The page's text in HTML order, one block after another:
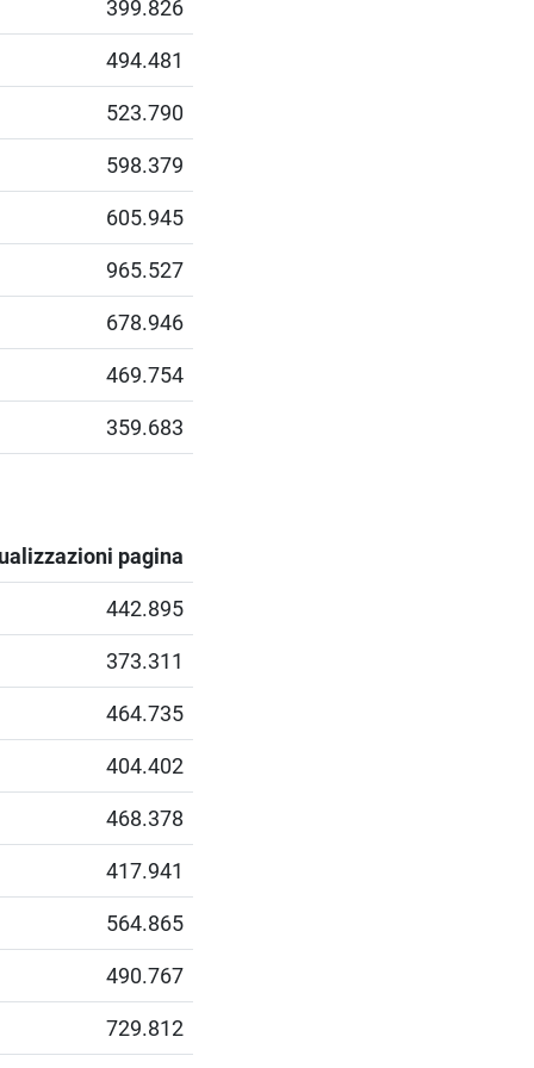
399.826
494.481
523.790
598.379
605.945
965.527
678.946
469.754
359.683
pagina
442.895
373.311
464.735
404.402
468.378
417.941
564.865
490.767
729.812